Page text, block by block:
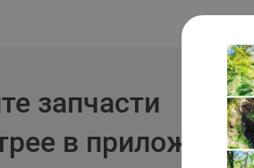
запчасти
в приложении